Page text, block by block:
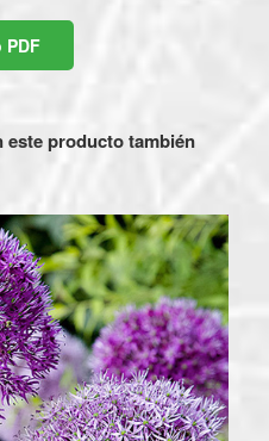
este producto también